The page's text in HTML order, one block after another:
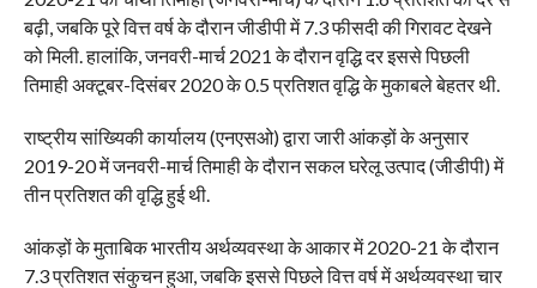
बढ़ी, जबकि पूरे वित्त वर्ष के दौरान जीडीपी में 7.3 फीसदी की गिरावट देखने
को मिली. हालांकि, जनवरी-मार्च 2021 के दौरान वृद्धि दर इससे पिछली
तिमाही अक्टूबर-दिसंबर 2020 के 0.5 प्रतिशत वृद्धि के मुकाबले बेहतर थी.
राष्ट्रीय सांख्यिकी कार्यालय (एनएसओ) द्वारा जारी आंकड़ों के अनुसार
2019-20 में जनवरी-मार्च तिमाही के दौरान सकल घरेलू उत्पाद (जीडीपी) में
तीन प्रतिशत की वृद्धि हुई थी.
आंकड़ों के मुताबिक भारतीय अर्थव्यवस्था के आकार में 2020-21 के दौरान
7.3 प्रतिशत संकुचन हुआ, जबकि इससे पिछले वित्त वर्ष में अर्थव्यवस्था चार